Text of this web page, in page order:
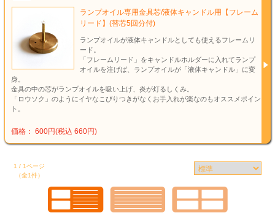
ランプオイル専用金具芯/液体キャンドル用【フレーム
リード】(替芯5回分付)
ランプオイルが液体キャンドルとしても使えるフレームリ
ード。
「フレームリード」をキャンドルホルダーに入れてランプ
オイルを注げば、ランプオイルが「液体キャンドル」に変
身。
金具の中の芯がランプオイルを吸い上げ、炎が灯るしくみ。
「ロウソク」のようにイヤなこびりつきがなくお手入れが楽なのもオススメポイン
ト。
価格： 600円(税込 660円)
1 / 1ページ
（全1件）